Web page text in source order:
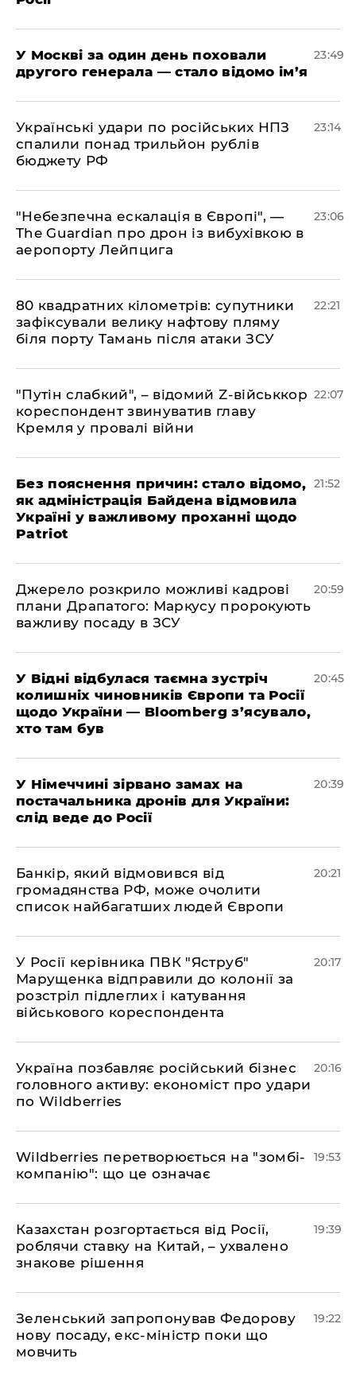
​У Москві за один день поховали
другого генерала — стало відомо ім’я
23:49
​Українські удари по російських НПЗ
спалили понад трильйон рублів
бюджету РФ
23:14
​"Небезпечна ескалація в Європі", —
The Guardian про дрон із вибухівкою в
аеропорту Лейпцига
23:06
​80 квадратних кілометрів: супутники
зафіксували велику нафтову пляму
біля порту Тамань після атаки ЗСУ
22:21
"Путін слабкий", – відомий Z-військкор
кореспондент звинуватив главу
Кремля у провалі війни
22:07
​Без пояснення причин: стало відомо,
як адміністрація Байдена відмовила
Україні у важливому проханні щодо
Patriot
21:52
​Джерело розкрило можливі кадрові
плани Драпатого: Маркусу пророкують
важливу посаду в ЗСУ
20:59
​У Відні відбулася таємна зустріч
колишніх чиновників Європи та Росії
щодо України — Bloomberg з’ясувало,
хто там був
20:45
​У Німеччині зірвано замах на
постачальника дронів для України:
слід веде до Росії
20:39
​Банкір, який відмовився від
громадянства РФ, може очолити
список найбагатших людей Європи
20:21
​У Росії керівника ПВК "Яструб"
Марущенка відправили до колонії за
розстріл підлеглих і катування
військового кореспондента
20:17
​Україна позбавляє російський бізнес
головного активу: економіст про удари
по Wildberries
20:16
​Wildberries перетворюється на "зомбі-
компанію": що це означає
19:53
​Казахстан розгортається від Росії,
роблячи ставку на Китай, – ухвалено
знакове рішення
19:39
​Зеленський запропонував Федорову
нову посаду, екс-міністр поки що
мовчить
19:22